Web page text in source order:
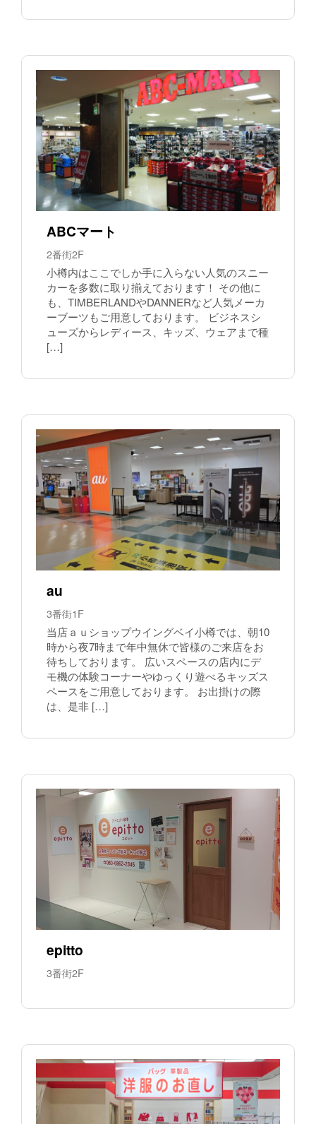
ABCマート
2番街2F
小樽内はここでしか手に入らない人気のスニー
カーを多数に取り揃えております！ その他に
も、TIMBERLANDやDANNERなど人気メーカ
ーブーツもご用意しております。 ビジネスシ
ューズからレディース、キッズ、ウェアまで種
[…]
au
3番街1F
当店ａｕショップウイングベイ小樽では、朝10
時から夜7時まで年中無休で皆様のご来店をお
待ちしております。 広いスペースの店内にデ
モ機の体験コーナーやゆっくり遊べるキッズス
ペースをご用意しております。 お出掛けの際
は、是非 […]
epitto
3番街2F